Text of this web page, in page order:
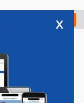
Check in
x